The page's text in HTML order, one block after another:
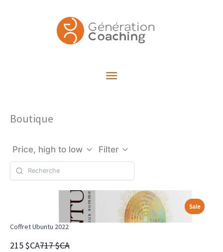
Menu
Boutique
Price, high to low Filter
Sale
Coffret Ubuntu 2022
215 $CACompare
717 $CA